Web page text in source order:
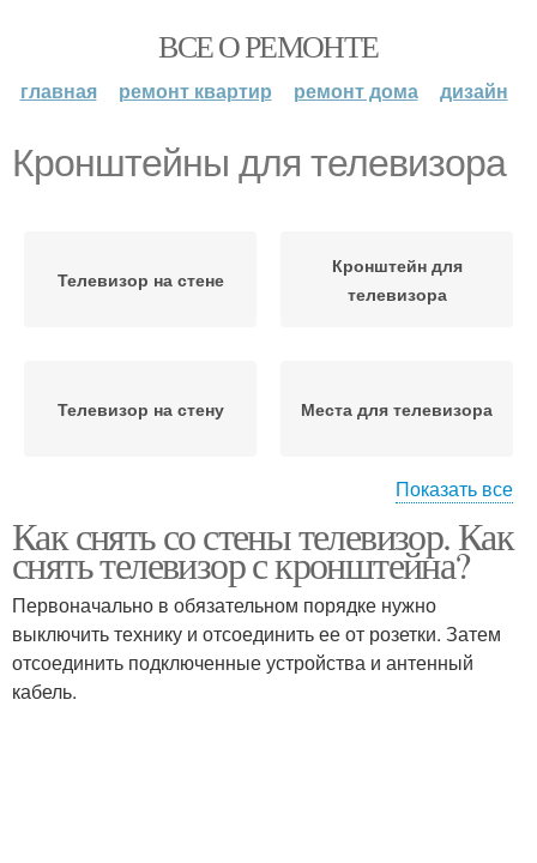
ВСЕ О РЕМОНТЕ
главная ремонт квартир ремонт дома дизайн
Кронштейны для телевизора
Телевизор на стене
Кронштейн для
телевизора
Телевизор на стену Места для телевизора
Кронштейн на стену
Показать все
Как снять со стены телевизор. Как
снять телевизор с кронштейна?
Первоначально в обязательном порядке нужно
выключить технику и отсоединить ее от розетки. Затем
отсоединить подключенные устройства и антенный
кабель.